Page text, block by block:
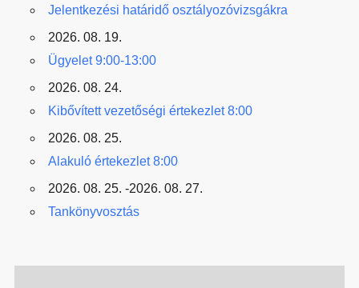
Jelentkezési határidő osztályozóvizsgákra
2026. 08. 19.
Ügyelet 9:00-13:00
2026. 08. 24.
Kibővített vezetőségi értekezlet 8:00
2026. 08. 25.
Alakuló értekezlet 8:00
2026. 08. 25. -2026. 08. 27.
Tankönyvosztás